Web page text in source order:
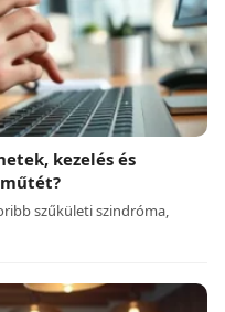
kezelés és
műtét?
szűkületi szindróma,